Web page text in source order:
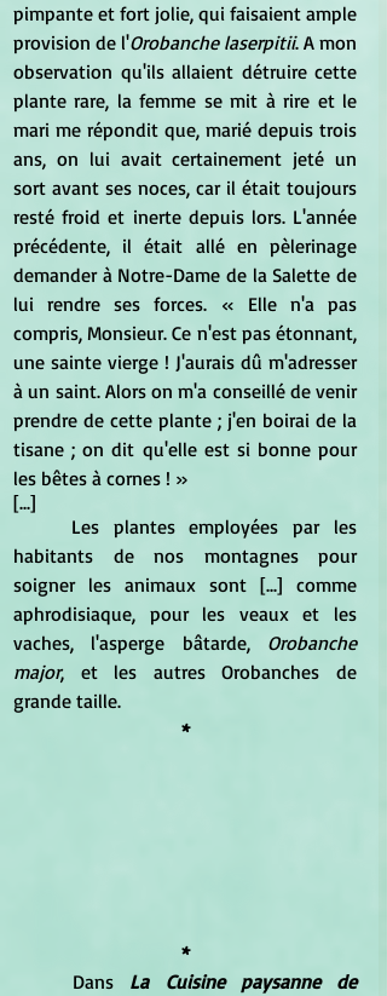
pimpante et fort jolie, qui faisaient ample
provision de l'Orobanche laserpitii. A mon
observation qu'ils allaient détruire cette
plante rare, la femme se mit à rire et le
mari me répondit que, marié depuis trois
ans, on lui avait certainement jeté un
sort avant ses noces, car il était toujours
resté froid et inerte depuis lors. L'année
précédente, il était allé en pèlerinage
demander à Notre-Dame de la Salette de
lui rendre ses forces. « Elle n'a pas
compris, Monsieur. Ce n'est pas étonnant,
une sainte vierge ! J'aurais dû m'adresser
à un saint. Alors on m'a conseillé de venir
prendre de cette plante ; j'en boirai de la
tisane ; on dit qu'elle est si bonne pour
les bêtes à cornes ! »
[...]
habitants de nos montagnes pour
soigner les animaux sont [...] comme
aphrodisiaque, pour les veaux et les
vaches, l'asperge bâtarde, Orobanche
major, et les autres Orobanches de
grande taille.
*
*
	Dans
La Cuisine paysanne de